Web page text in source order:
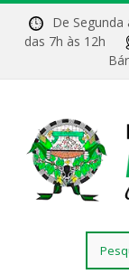
De
das 7h às 12h
por: